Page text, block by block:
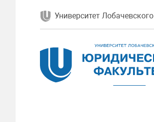
Университет Лобачевского